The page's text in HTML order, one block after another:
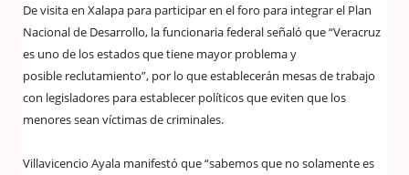
De visita en Xalapa para participar en el foro para integrar el Plan
Nacional de Desarrollo, la funcionaria federal señaló que “Veracruz
es uno de los estados que tiene mayor problema y
posible reclutamiento”, por lo que establecerán mesas de trabajo
con legisladores para establecer políticos que eviten que los
menores sean víctimas de criminales.
Villavicencio Ayala manifestó que “sabemos que no solamente es